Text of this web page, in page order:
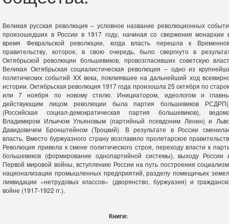
Великая русская революция – условное название революционных
произошедших в России в 1917 году, начиная со свержения монархии
время Февральской революции, когда власть перешла к
правительству, которое, в свою очередь, было свергнуто в
Октябрьской революции большевиков, провозгласивших советскую
Великая Октябрьская социалистическая революция – одно из
политических событий XX века, повлиявшее на дальнейший ход
истории. Октябрьская революция 1917 года произошла 25 октября по
или 7 ноября по новому стилю. Инициатором, идеологом и
действующим лицом революции была партия большевиков
(Российская социал-демократическая партия большевиков),
Владимиром Ильичом Ульяновым (партийный псевдоним Ленин) и
Давидовичем Бронштейном (Троцкий). В результате в России
власть. Вместо буржуазного страну возглавило пролетарское
Революция привела к смене политического строя, переходу власти к
большевиков (формирование однопартийной системы), выходу России
Первой мировой войны, вступлению России на путь построения
национализации промышленных предприятий, разделу помещичьих
ликвидации «нетрудовых классов» (дворянство, буржуазия) и
войне (1917-1922 гг.).
Книги: